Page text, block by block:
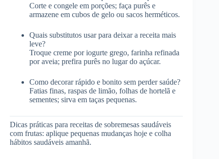
Corte e congele em porções; faça purês e
armazene em cubos de gelo ou sacos herméticos.
Quais substitutos usar para deixar a receita mais
leve?
Troque creme por iogurte grego, farinha refinada
por aveia; prefira purês no lugar do açúcar.
Como decorar rápido e bonito sem perder saúde?
Fatias finas, raspas de limão, folhas de hortelã e
sementes; sirva em taças pequenas.
Dicas práticas para receitas de sobremesas saudáveis
com frutas: aplique pequenas mudanças hoje e colha
hábitos saudáveis amanhã.